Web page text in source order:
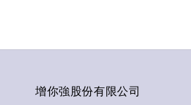
增你強股份有限公司